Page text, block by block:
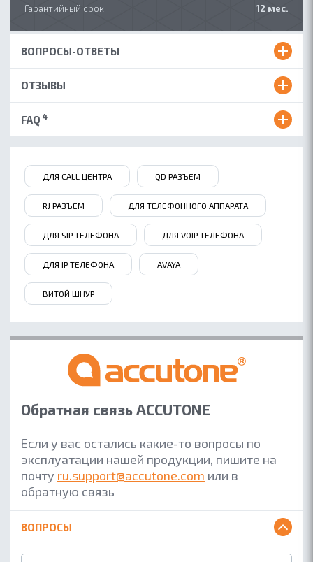
ОБ ACCUTONE
ПАРТНЕРАМ
Гарантийный срок: 12 мес.
ВОПРОСЫ-ОТВЕТЫ
ОТЗЫВЫ
FAQ 4
ДЛЯ CALL ЦЕНТРА QD РАЗЪЕМ
RJ РАЗЪЕМ ДЛЯ ТЕЛЕФОННОГО АППАРАТА
ДЛЯ SIP ТЕЛЕФОНА ДЛЯ VOIP ТЕЛЕФОНА
ДЛЯ IP ТЕЛЕФОНА AVAYA
ВИТОЙ ШНУР
Обратная связь ACCUTONE
Если у вас остались какие-то вопросы по
эксплуатации нашей продукции, пишите на
почту ru.support@accutone.com или в
обратную связь
ВОПРОСЫ